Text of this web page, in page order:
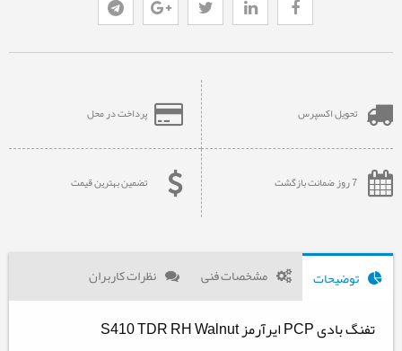
تحویل اکسپرس پرداخت در محل
7 روز ضمانت بازگشت تضمین بهترین قیمت
توضیحات مشخصات فنی نظرات کاربران
تفنگ بادی PCP ایرآرمز S410 TDR RH Walnut